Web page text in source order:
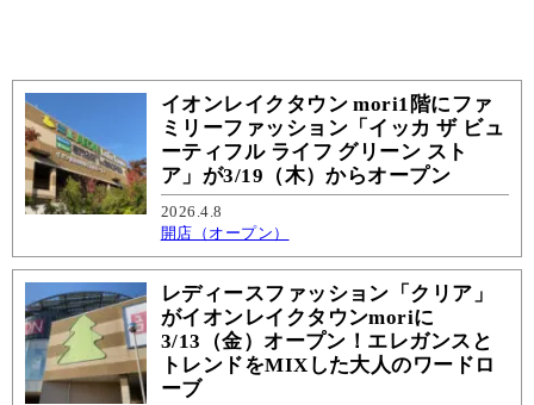
イオンレイクタウン mori1階にファ
ミリーファッション「イッカ ザ ビュ
ーティフル ライフ グリーン スト
ア」が3/19（木）からオープン
2026.4.8
開店（オープン）
レディースファッション「クリア」
がイオンレイクタウンmoriに
3/13（金）オープン！エレガンスと
トレンドをMIXした大人のワードロ
ーブ